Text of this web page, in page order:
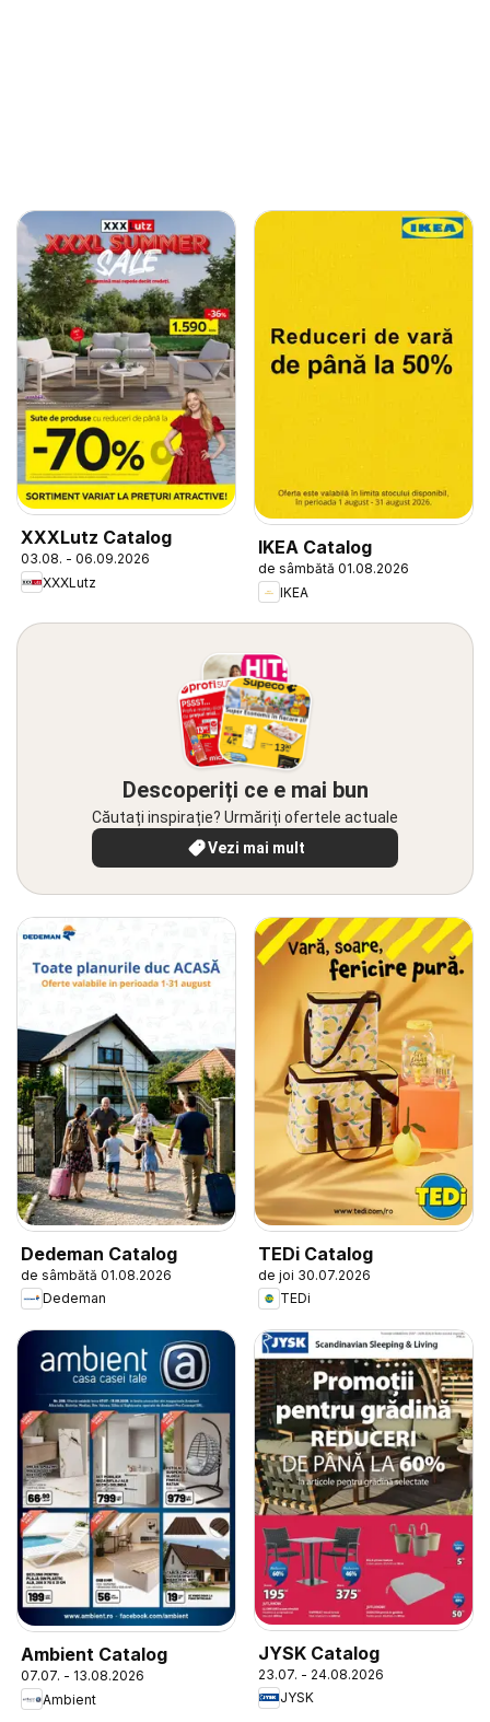
XXXLutz Catalog
03.08. - 06.09.2026
XXXLutz
IKEA Catalog
de sâmbătă 01.08.2026
IKEA
Descoperiți ce e mai bun
Căutați inspirație? Urmăriți ofertele actuale
Vezi mai mult
Dedeman Catalog
de sâmbătă 01.08.2026
Dedeman
TEDi Catalog
de joi 30.07.2026
TEDi
Ambient Catalog
07.07. - 13.08.2026
Ambient
JYSK Catalog
23.07. - 24.08.2026
JYSK